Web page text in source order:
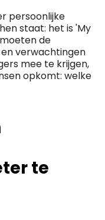
persoonlijke
staat: het is 'My
de
verwachtingen
mee te krijgen,
opkomt: welke
te